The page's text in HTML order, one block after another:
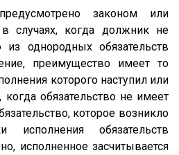
законом или
случаях, когда должник не
из однородных обязательств
преимущество имеет то
которого наступил или
когда обязательство не имеет
которое возникло
обязательств
исполненное засчитывается